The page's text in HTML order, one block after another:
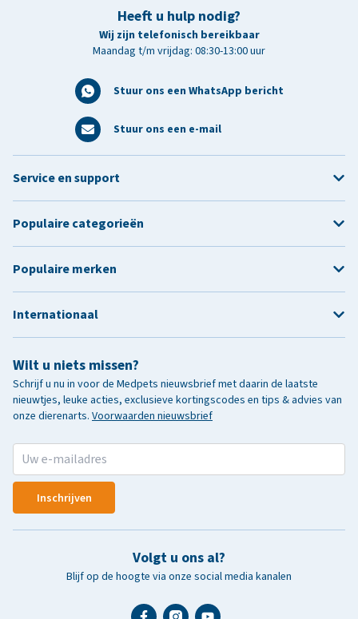
Heeft u hulp nodig?
Wij zijn telefonisch bereikbaar
Maandag t/m vrijdag: 08:30-13:00 uur
Stuur ons een WhatsApp bericht
Stuur ons een e-mail
Wilt u niets missen?
Schrijf u nu in voor de Medpets nieuwsbrief met daarin de laatste
nieuwtjes, leuke acties, exclusieve kortingscodes en tips & advies van
onze dierenarts. Voorwaarden nieuwsbrief
Inschrijven
Volgt u ons al?
Blijf op de hoogte via onze social media kanalen
Service en support
Populaire categorieën
Populaire merken
Internationaal